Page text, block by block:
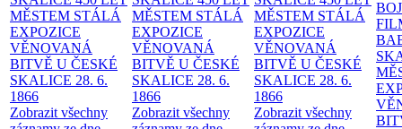
MĚSTEM STÁLÁ
EXPOZICE
VĚNOVANÁ
BITVĚ U ČESKÉ
SKALICE 28. 6.
1866
Zobrazit všechny
MĚSTEM STÁLÁ
EXPOZICE
VĚNOVANÁ
BITVĚ U ČESKÉ
SKALICE 28. 6.
1866
Zobrazit všechny
MĚSTEM STÁLÁ
EXPOZICE
VĚNOVANÁ
BITVĚ U ČESKÉ
SKALICE 28. 6.
1866
Zobrazit všechny